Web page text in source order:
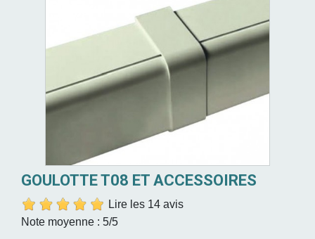
GOULOTTE T08 ET ACCESSOIRES
Lire les 14 avis
Note moyenne : 5/5